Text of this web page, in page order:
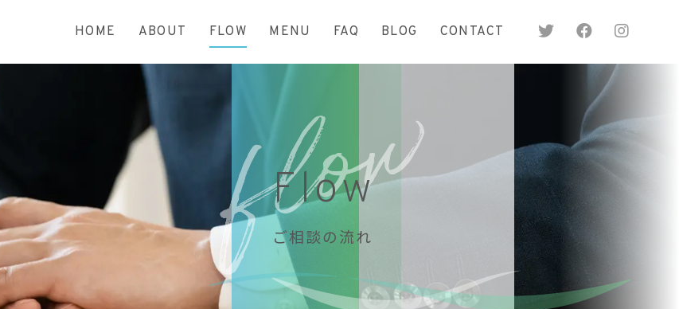
HOME ABOUT FLOW MENU FAQ BLOG CONTACT
Flow
ご相談の流れ